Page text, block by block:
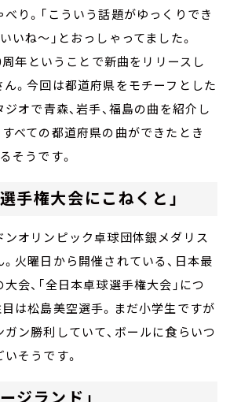
り。「こういう話題がゆっくりでき
いね～」とおっしゃってました。
年ということで新曲をリリースし
。今回は都道府県をモチーフとした
オで青森、岩手、福島の曲を紹介し
べての都道府県の曲ができたとき
そうです。
手権大会にこねくと」
オリンピック卓球団体銀メダリス
火曜日から開催されている、日本最
会、「全日本卓球選手権大会」につ
は松島美空選手。まだ小学生ですが
ン勝利していて、ボールに食らいつ
そうです。
ジランド」